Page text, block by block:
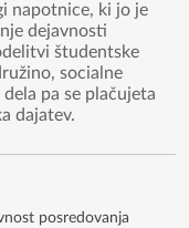
napotnice, ki jo je
dejavnosti
študentske
socialne
pa se plačujeta
dajatev.
posredovanja